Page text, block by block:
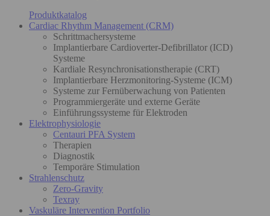
Produktkatalog
Cardiac Rhythm Management (CRM)
Schrittmachersysteme
Implantierbare Cardioverter-Defibrillator (ICD)
Systeme
Kardiale Resynchronisationstherapie (CRT)
Implantierbare Herzmonitoring-Systeme (ICM)
Systeme zur Fernüberwachung von Patienten
Programmiergeräte und externe Geräte
Einführungssysteme für Elektroden
Elektrophysiologie
Centauri PFA System
Therapien
Diagnostik
Temporäre Stimulation
Strahlenschutz
Zero-Gravity
Texray
Vaskuläre Intervention Portfolio